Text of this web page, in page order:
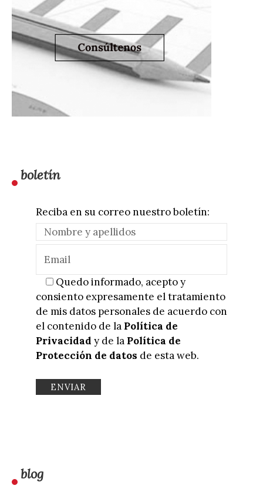
boletín
Reciba en su correo nuestro boletín:
Quedo informado, acepto y
consiento expresamente el tratamiento
de mis datos personales de acuerdo con
el contenido de la Política de
Privacidad y de la Política de
Protección de datos de esta web.
blog